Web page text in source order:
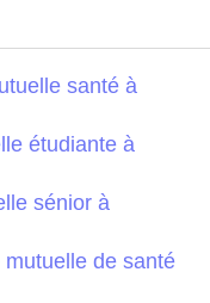
santé à
étudiante à
sénior à
mutuelle de santé